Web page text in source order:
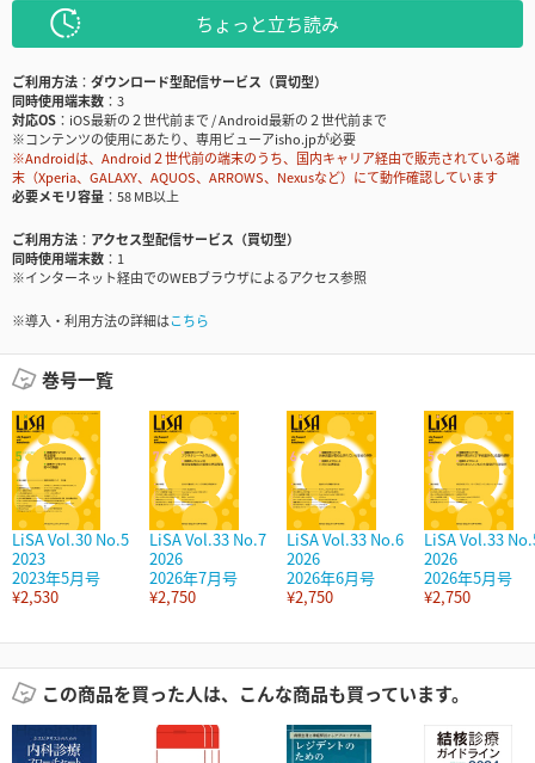
ちょっと立ち読み
ご利用方法
ダウンロード型配信サービス（買切型）
同時使用端末数
3
対応OS
iOS最新の２世代前まで / Android最新の２世代前まで
※コンテンツの使用にあたり、専用ビューアisho.jpが必要
※Androidは、Android２世代前の端末のうち、国内キャリア経由で販売されている端
末（Xperia、GALAXY、AQUOS、ARROWS、Nexusなど）にて動作確認しています
必要メモリ容量
58 MB以上
ご利用方法
アクセス型配信サービス（買切型）
同時使用端末数
1
※インターネット経由でのWEBブラウザによるアクセス参照
※導入・利用方法の詳細はこちら
巻号一覧
LiSA Vol.30 No.5
2023
2023年5月号
¥2,530
LiSA Vol.33 No.7
2026
2026年7月号
¥2,750
LiSA Vol.33 No.6
2026
2026年6月号
¥2,750
LiSA Vol.33
2026
2026年5月号
¥2,750
この商品を買った人は、こんな商品も買っています。